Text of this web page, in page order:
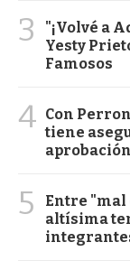
3
"¡Volvé a
Yesty
Famosos
4 Con
tiene
5
Entre "mal
altísima